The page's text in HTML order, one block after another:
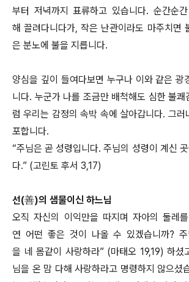
부터 저녁까지 표류하고 있습니다. 순간순
해 끌려다니다가, 작은 난관이라도 마주치면
은 분노에 불을 지릅니다.
양심을 깊이 들여다보면 누구나 이와 같은 광
니다. 누군가 나를 조금만 배척해도 심한 불쾌
럼 우리는 감정의 속박 속에 살아갑니다. 그러
포합니다.
“주님은 곧 성령입니다. 주님의 성령이 계신
다.” (고린토 후서 3,17)
선(善)의 샘물이신 하느님
오직 자신의 이익만을 따지며 자아의 둘레
연 어떤 좋은 것이 나올 수 있겠습니까?
을 네 몸같이 사랑하라” (마태오 19,19) 하셨
님을 온 맘 다해 사랑하라고 명령하지 않으셨